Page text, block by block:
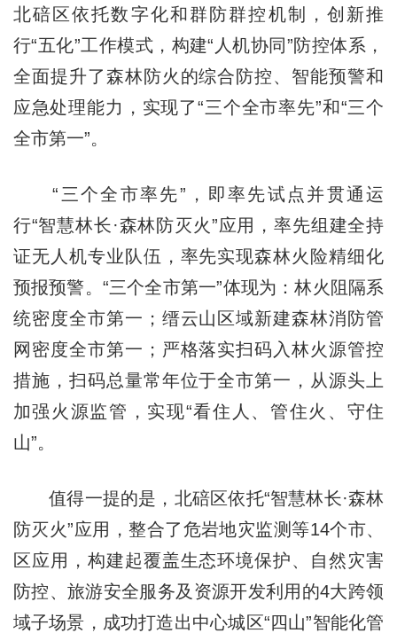
北碚区依托数字化和群防群控机制，创新推
行“五化”工作模式，构建“人机协同”防控体系，
全面提升了森林防火的综合防控、智能预警和
应急处理能力，实现了“三个全市率先”和“三个
全市第一”。
“三个全市率先”，即率先试点并贯通运
行“智慧林长·森林防灭火”应用，率先组建全持
证无人机专业队伍，率先实现森林火险精细化
预报预警。“三个全市第一”体现为：林火阻隔系
统密度全市第一；缙云山区域新建森林消防管
网密度全市第一；严格落实扫码入林火源管控
措施，扫码总量常年位于全市第一，从源头上
加强火源监管，实现“看住人、管住火、守住
山”。
值得一提的是，北碚区依托“智慧林长·森林
防灭火”应用，整合了危岩地灾监测等14个市、
区应用，构建起覆盖生态环境保护、自然灾害
防控、旅游安全服务及资源开发利用的4大跨领
域子场景，成功打造出中心城区“四山”智能化管